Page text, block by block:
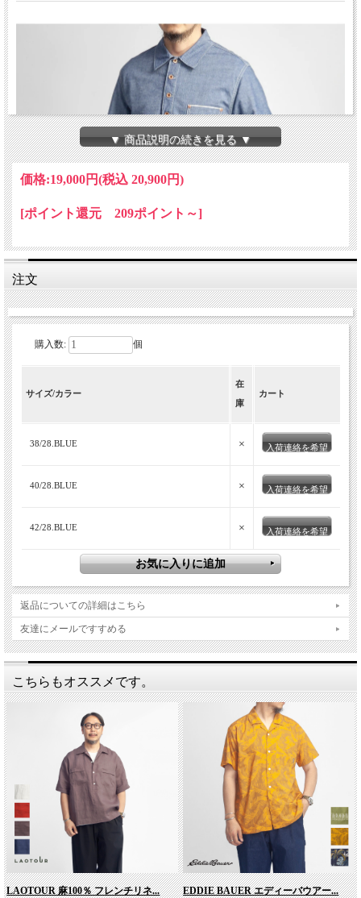
▼ 商品説明の続きを見る ▼
価格:19,000円(税込 20,900円)
[ポイント還元 209ポイント～]
注文
購入数: 個
サイズ/カラー
在
庫
カート
38/28.BLUE × 入荷連絡を希望
40/28.BLUE × 入荷連絡を希望
42/28.BLUE × 入荷連絡を希望
返品についての詳細はこちら
友達にメールですすめる
こちらもオススメです。
LAOTOUR 麻100％ フレンチリネ... EDDIE BAUER エディーバウアー...